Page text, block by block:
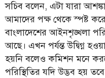
সচিব বলেন, এটা যারা
আমাদের পক্ষ থেকে স্পষ্ট
বাংলাদেশের আইনশৃঙ্খলা
আছে। এখন পর্যন্ত উদ্বিগ্ন
হয়নি বলেও কমিশন মনে
পরিস্থিতির যদি উদ্ভব হয়